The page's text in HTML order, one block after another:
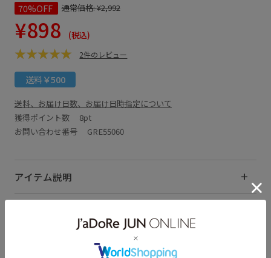
70%OFF 通常価格:¥2,992
¥898 (税込)
2件のレビュー
送料￥500
送料、お届け日数、お届け日時指定について
獲得ポイント数 8pt
お問い合わせ番号 GRE55060
アイテム説明